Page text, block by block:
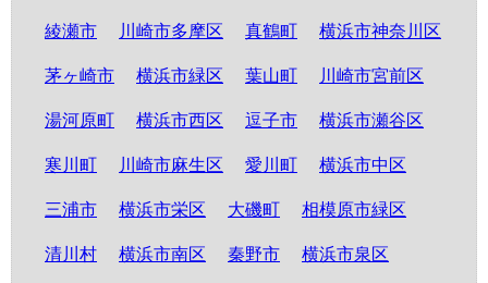
綾瀬市 川崎市多摩区 真鶴町 横浜市神奈川区
茅ヶ崎市 横浜市緑区 葉山町 川崎市宮前区
湯河原町 横浜市西区 逗子市 横浜市瀬谷区
寒川町 川崎市麻生区 愛川町 横浜市中区
三浦市 横浜市栄区 大磯町 相模原市緑区
清川村 横浜市南区 秦野市 横浜市泉区